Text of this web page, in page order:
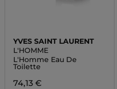
YVES SAINT LAURENT
L'HOMME
L'Homme Eau De
Toilette
74,13 €